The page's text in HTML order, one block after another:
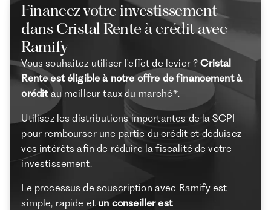
Financez votre investissement
dans Cristal Rente à crédit avec
Ramify
Vous souhaitez utiliser l'effet de levier ?Cristal
Rente est éligible à notre offre de financement à
créditau meilleur taux du marché*.
Utilisez les distributions importantes de la SCPI
pour rembourser une partie du crédit et déduisez
vos intérêts afin de réduire la fiscalité de votre
investissement.
Le processus de souscription avec Ramify est
simple, rapide et un conseiller est